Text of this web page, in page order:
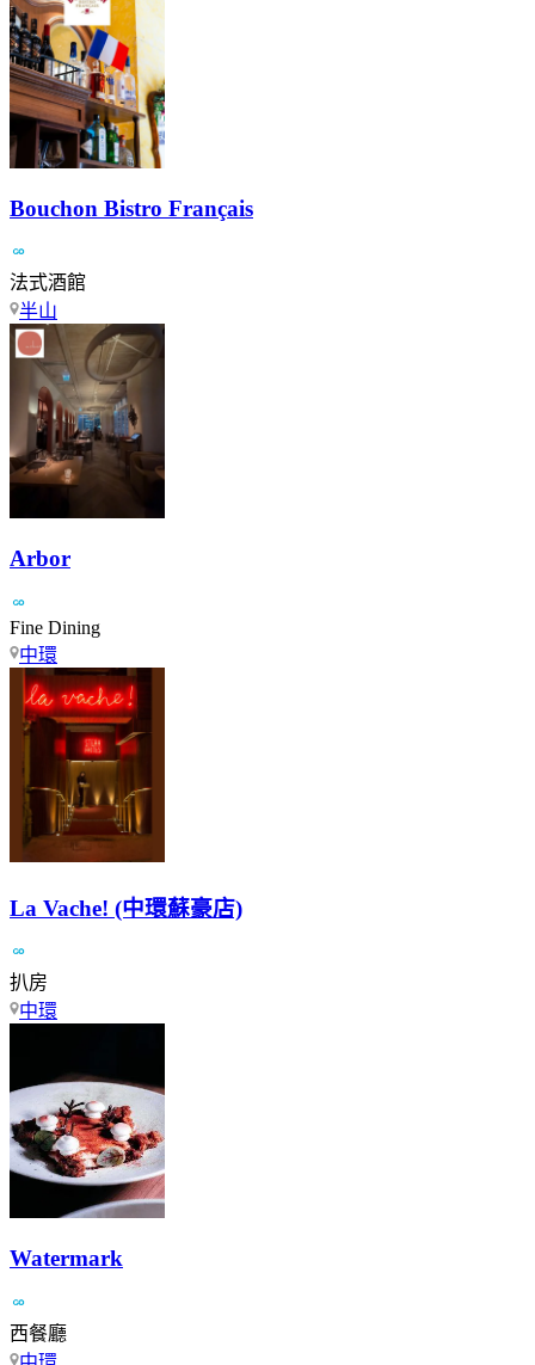
Bouchon Bistro Français
法式酒館
半山
Arbor
Fine Dining
中環
La Vache! (中環蘇豪店)
扒房
中環
Watermark
西餐廳